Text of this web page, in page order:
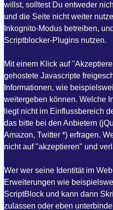
willst, solltest Du entweder
und die Seite nicht weiter
Inkognito-Modus betreiben,
Scriptblocker-Plugins nutzen.
Mit einem Klick auf
gehostete Javascripte
Informationen, wie
weitergeben können. Welche
liegt nicht im Einflussbereich
das bitte bei den Anbietern
Amazon, Twitter *) erfragen.
nicht auf "akzeptieren" und
Wer wer seine Identität im
Erweiterungen wie
ScriptBlock und kann dann
zulassen oder eben